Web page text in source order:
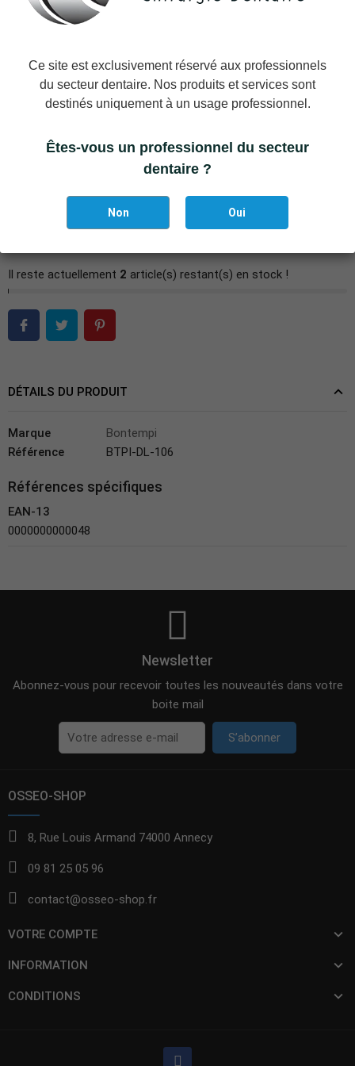
DL-116 Elévateur LUXATEUR, courbe, manche petit,
DL-117 Elévateur LUXATEUR, courbe, manche petit,
3 mm
4 mm
AJOUTER AU PANIER
Il reste actuellement 2 article(s) restant(s) en stock !
DÉTAILS DU PRODUIT
Marque
Bontempi
Référence
BTPI-DL-106
Références spécifiques
EAN-13
0000000000048
Ce site est exclusivement réservé aux professionnels
du secteur dentaire. Nos produits et services sont
destinés uniquement à un usage professionnel.
Êtes-vous un professionnel du secteur
dentaire ?
Non Oui
Newsletter
Abonnez-vous pour recevoir toutes les nouveautés dans votre
boite mail
S’abonner
OSSEO-SHOP
8, Rue Louis Armand 74000 Annecy
09 81 25 05 96
contact@osseo-shop.fr
VOTRE COMPTE
INFORMATION
CONDITIONS